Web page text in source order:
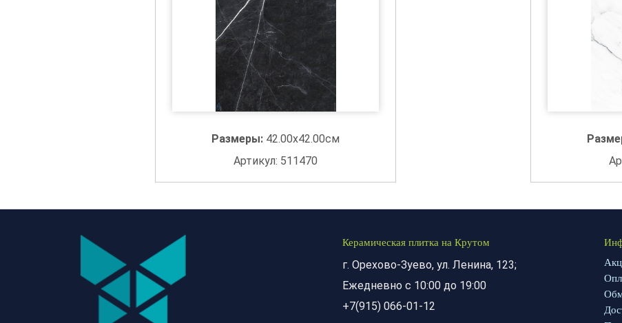
Размеры: 42.00x42.00см
Артикул: 511470
Керамическая плитка на Крутом
г. Орехово-Зуево, ул. Ленина, 123;
Ежедневно с 10:00 до 19:00
+7(915) 066-01-12